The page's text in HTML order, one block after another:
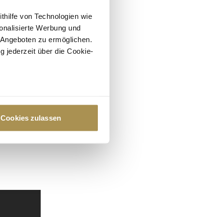
von Technologien wie
Werbung und
zu ermöglichen.
jederzeit über die Cookie-
Präferenzen im
Cookies zulassen